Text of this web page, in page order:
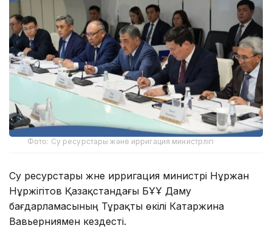
Фото: Су ресурстары және ирригация министрлігі
Су ресурстары және ирригация министрі Нұржан
Нұржігітов Қазақстандағы БҰҰ Даму
бағдарламасының Тұрақты өкілі Катаржина
Вавьерниямен кездесті.